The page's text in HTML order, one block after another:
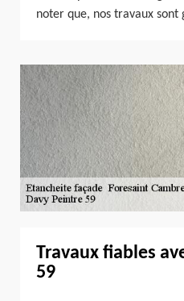
noter que, nos travaux sont
Travaux fiables
59